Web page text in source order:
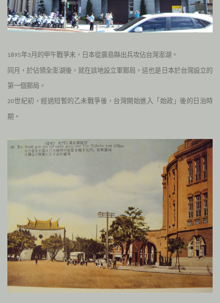
1895年3 月的甲午戰爭末，日本從廣島縣出兵攻佔台灣澎湖。
同月，於佔領全澎湖後，就在該地設立軍郵局，這也是日本於台灣設立的
第一個郵局。
20世紀初，經過短暫的乙未戰爭後，台灣開始進入「始政」後的日治時
期。